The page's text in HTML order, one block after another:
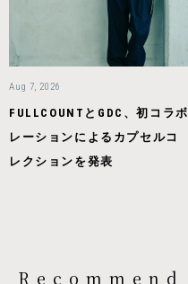
Aug 7, 2026
FULLCOUNTとGDC、初コラボ
レーションによるカプセルコ
レクションを発表
Recommend